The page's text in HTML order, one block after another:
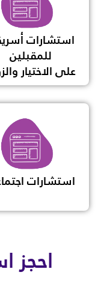
استشارات
للمقبلين
على الاختيار
استشارات
احجز